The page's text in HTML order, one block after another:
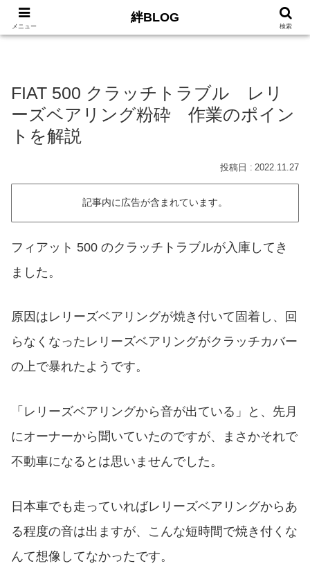
HOME サイトマ
FIAT 500 クラッチトラブル レリ
ーズベアリング粉砕 作業のポイン
トを解説
2022.11.27
記事内に広告が含まれています。
フィアット 500 のクラッチトラブルが入庫してき
ました。
原因はレリーズベアリングが焼き付いて固着し、回
らなくなったレリーズベアリングがクラッチカバー
の上で暴れたようです。
「レリーズベアリングから音が出ている」と、先月
にオーナーから聞いていたのですが、まさかそれで
不動車になるとは思いませんでした。
日本車でも走っていればレリーズベアリングからあ
る程度の音は出ますが、こんな短時間で焼き付くな
んて想像してなかったです。
メニュー
絆BLOG
検索